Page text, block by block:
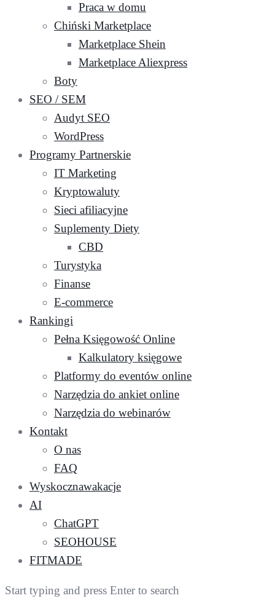
Praca w domu
Chiński Marketplace
Marketplace Shein
Marketplace Aliexpress
Boty
SEO / SEM
Audyt SEO
WordPress
Programy Partnerskie
IT Marketing
Kryptowaluty
Sieci afiliacyjne
Suplementy Diety
CBD
Turystyka
Finanse
E-commerce
Rankingi
Pełna Księgowość Online
Kalkulatory księgowe
Platformy do eventów online
Narzędzia do ankiet online
Narzędzia do webinarów
Kontakt
O nas
FAQ
Wyskocznawakacje
AI
ChatGPT
SEOHOUSE
FITMADE
Start typing and press Enter to search